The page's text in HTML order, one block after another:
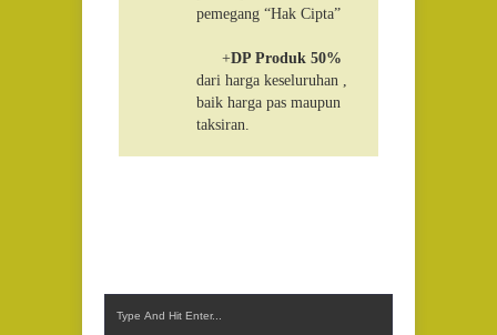
pemegang “Hak Cipta”
+DP Produk 50%
dari harga keseluruhan ,
baik harga pas maupun
taksiran.